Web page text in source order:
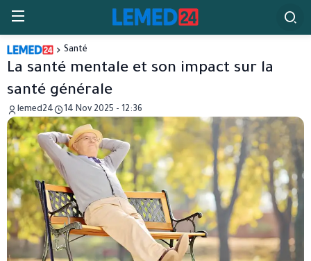
Santé
La santé mentale et son impact sur la
santé générale
lemed24 14 Nov 2025 - 12:36